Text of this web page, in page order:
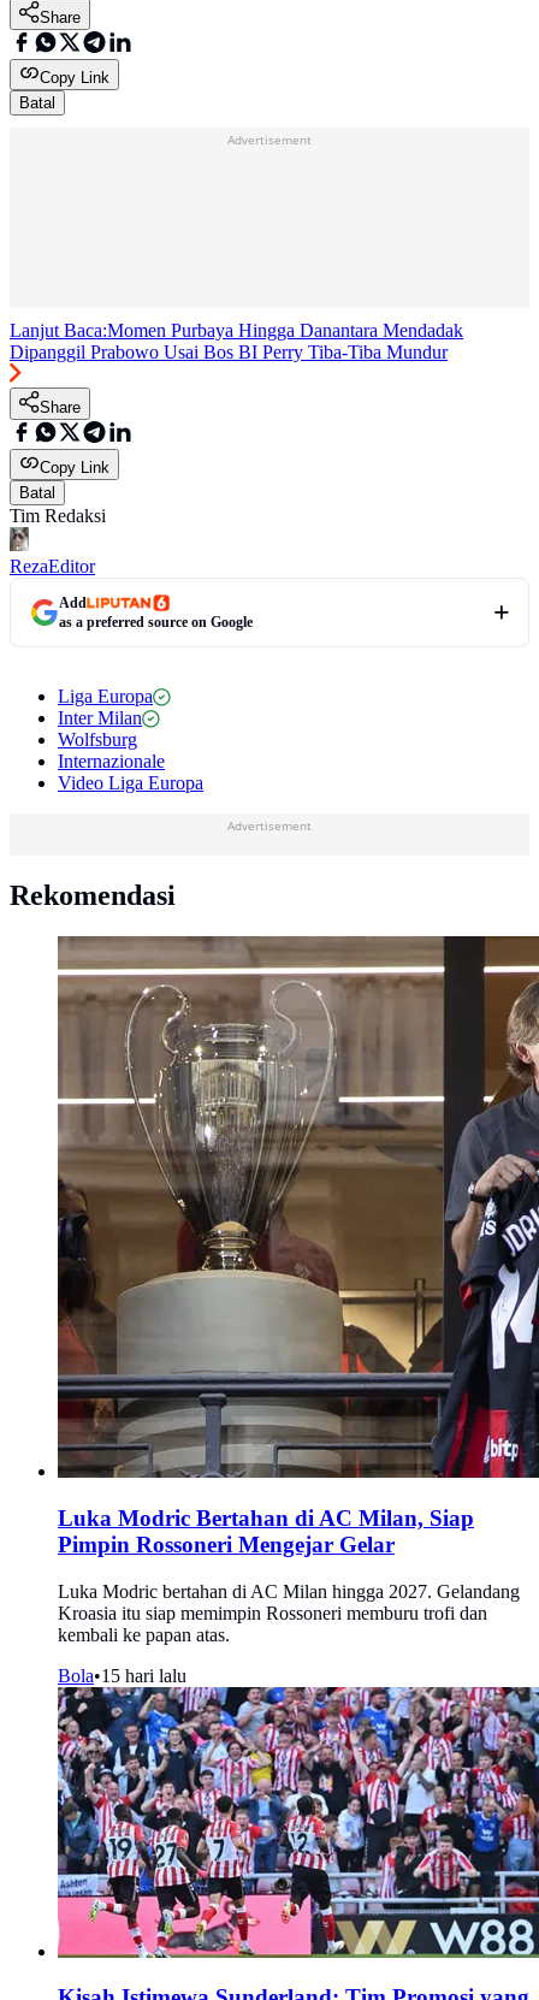
Share
Copy Link
Batal
Advertisement
Lanjut Baca:Momen Purbaya Hingga Danantara Mendadak
Dipanggil Prabowo Usai Bos BI Perry Tiba-Tiba Mundur
Share
Copy Link
Batal
Tim Redaksi
RezaEditor
Add
as a preferred source on Google
Liga Europa
Inter Milan
Wolfsburg
Internazionale
Video Liga Europa
Advertisement
Rekomendasi
Luka Modric Bertahan di AC Milan, Siap
Pimpin Rossoneri Mengejar Gelar
Luka Modric bertahan di AC Milan hingga 2027. Gelandang
Kroasia itu siap memimpin Rossoneri memburu trofi dan
kembali ke papan atas.
Bola•15 hari lalu